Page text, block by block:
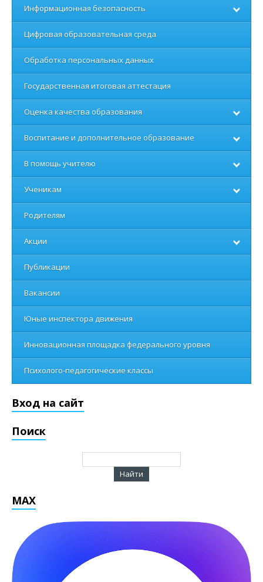
Информационная безопасность
Цифровая образовательная среда
Обработка персональных данных
Государственная итоговая аттестация
Оценка качества образования
Воспитание и дополнительное образование
В помощь учителю
Ученикам
Родителям
Акции
Публикации
Вакансии
Юные инспектора движения
Инновационная площадка федерального уровня
Психолого-педагогические классы
Вход на сайт
Поиск
MAX